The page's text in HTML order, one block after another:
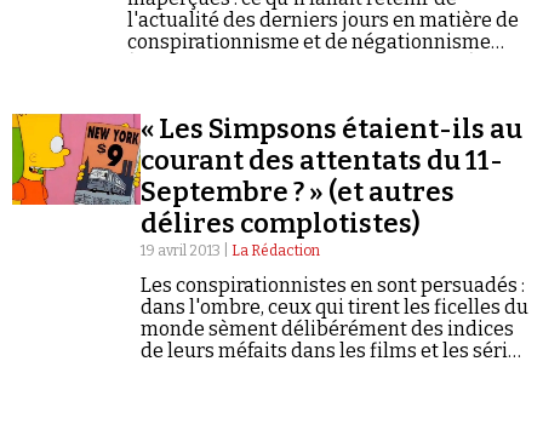
Demander à Vera
l'actualité des derniers jours en matière de
conspirationnisme et de négationnisme
« Les Simpsons étaient-ils au
courant des attentats du 11-
Septembre ? » (et autres
délires complotistes)
19 avril 2013 | La Rédaction
Les conspirationnistes en sont persuadés :
dans l'ombre, ceux qui tirent les ficelles du
monde sèment délibérément des indices
de leurs méfaits dans les films et les séries